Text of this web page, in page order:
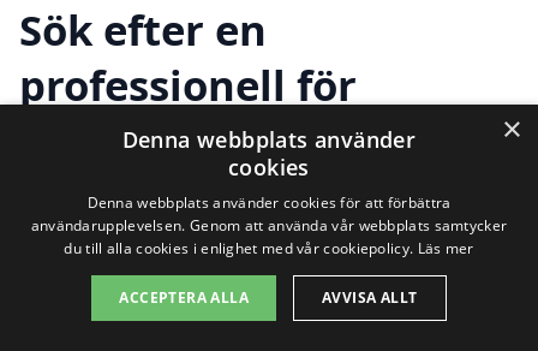
Sök efter en
professionell för
visningsstädning i
andra städer nära Vik
Att hitta rätt hjälp för visningsstädning i
×
Denna webbplats använder
cookies
Denna webbplats använder cookies för att förbättra
användarupplevelsen. Genom att använda vår webbplats samtycker
du till alla cookies i enlighet med vår cookiepolicy. Läs mer
ACCEPTERA ALLA AVVISA ALLT